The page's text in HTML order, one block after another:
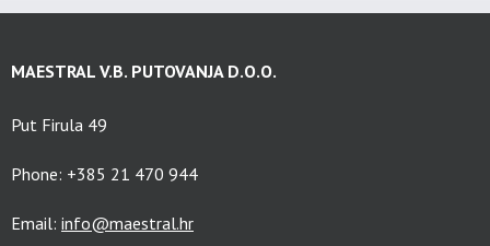
MAESTRAL V.B. PUTOVANJA D.O.O.
Put Firula 49
Phone: +385 21 470 944
Email: info@maestral.hr